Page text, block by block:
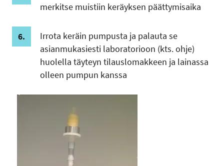
merkitse muistiin keräyksen päättymisaika
Irrota keräin pumpusta ja palauta se
asianmukasiesti laboratorioon (kts. ohje)
huolella täyteyn tilauslomakkeen ja lainassa
olleen pumpun kanssa